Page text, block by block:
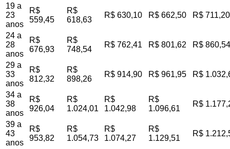
19 a
23
anos
R$
559,45
R$
618,63
R$ 630,10 R$ 662,50 R$ 711,20
24 a
28
anos
R$
676,93
R$
748,54
R$ 762,41 R$ 801,62 R$ 860,54
29 a
33
anos
R$
812,32
R$
898,26
R$ 914,90 R$ 961,95 R$
34 a
38
anos
R$
926,04
R$
1.024,01
R$
1.042,98
R$
1.096,61
R$
39 a
43
anos
R$
953,82
R$
1.054,73
R$
1.074,27
R$
1.129,51
R$